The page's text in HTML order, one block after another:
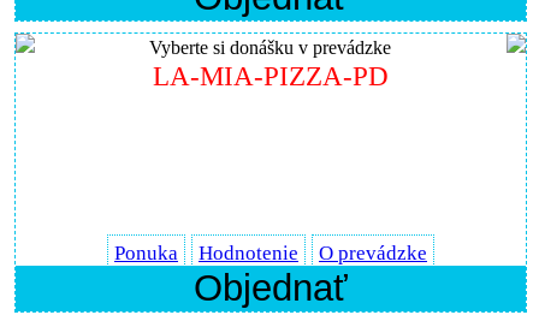
Vyberte si donášku v prevádzke
LA-MIA-PIZZA-PD
Ponuka Hodnotenie O prevádzke
Objednať